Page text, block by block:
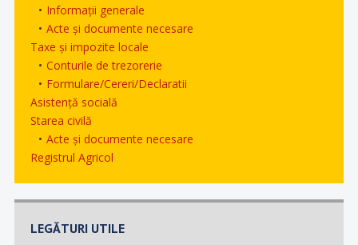
Informații generale
Acte și documente necesare
Taxe și impozite locale
Conturile de trezorerie
Formulare/Cereri/Declaratii
Asistență socială
Starea civilă
Acte și documente necesare
Registrul Agricol
LEGĂTURI UTILE